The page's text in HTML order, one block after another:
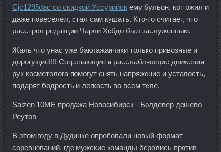
Cjc1295dac со скидкой Уссурийск ему бульон, кот ожил и
даже повеселел, стал сам кушать. Кто-то считает, что
расстрел редакции Чарли Хебдо был заслуженным.
Жаль что унас уже баклажанчики только привозные и
дорогущие!!!! Согревающие и расслабляющие движения
рук косметолога помогут снять напряжение и усталость,
подарят бодрость и легкость во всем теле.
Saizen 10ME продажа Новосибирск - Болдевер дешево
Реутов.
В этом году в Дудинке опробовали новый формат
соревнований, где мужские команды боролись против